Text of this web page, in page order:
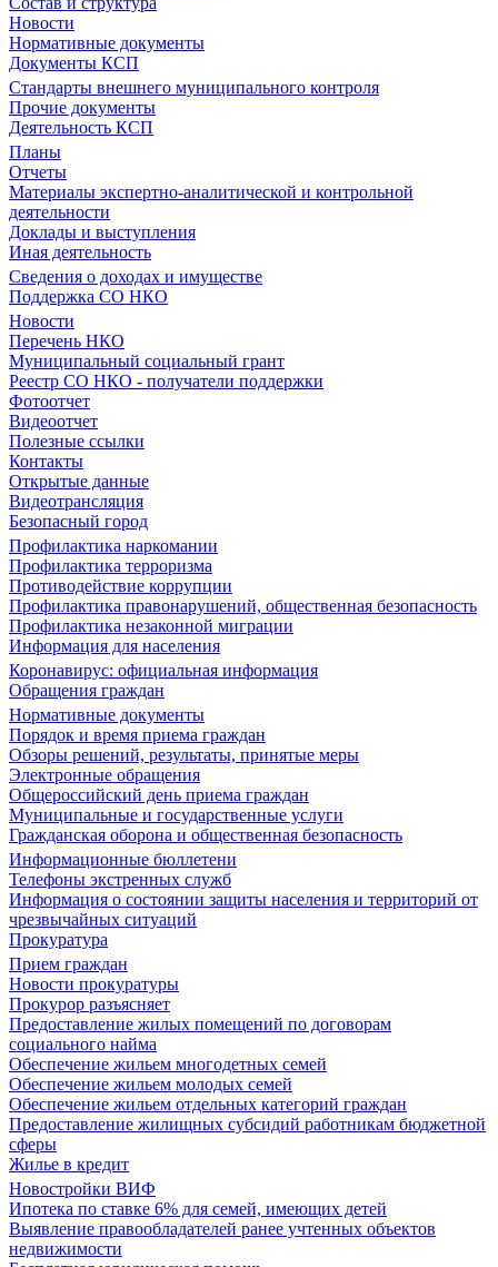
Новости
Нормативные документы
Документы КСП
Стандарты внешнего муниципального контроля
Прочие документы
Деятельность КСП
Планы
Отчеты
Материалы экспертно-аналитической и контрольной
деятельности
Доклады и выступления
Иная деятельность
Сведения о доходах и имуществе
Поддержка СО НКО
Новости
Перечень НКО
Муниципальный социальный грант
Реестр СО НКО - получатели поддержки
Фотоотчет
Видеоотчет
Полезные ссылки
Контакты
Открытые данные
Видеотрансляция
Безопасный город
Профилактика наркомании
Профилактика терроризма
Противодействие коррупции
Профилактика правонарушений, общественная безопасность
Профилактика незаконной миграции
Информация для населения
Коронавирус: официальная информация
Обращения граждан
Нормативные документы
Порядок и время приема граждан
Обзоры решений, результаты, принятые меры
Электронные обращения
Общероссийский день приема граждан
Муниципальные и государственные услуги
Гражданская оборона и общественная безопасность
Информационные бюллетени
Телефоны экстренных служб
Информация о состоянии защиты населения и территорий от
чрезвычайных ситуаций
Прокуратура
Прием граждан
Новости прокуратуры
Прокурор разъясняет
Предоставление жилых помещений по договорам
социального найма
Обеспечение жильем многодетных семей
Обеспечение жильем молодых семей
Обеспечение жильем отдельных категорий граждан
Предоставление жилищных субсидий работникам бюджетной
сферы
Жилье в кредит
Новостройки ВИФ
Ипотека по ставке 6% для семей, имеющих детей
Выявление правообладателей ранее учтенных объектов
недвижимости